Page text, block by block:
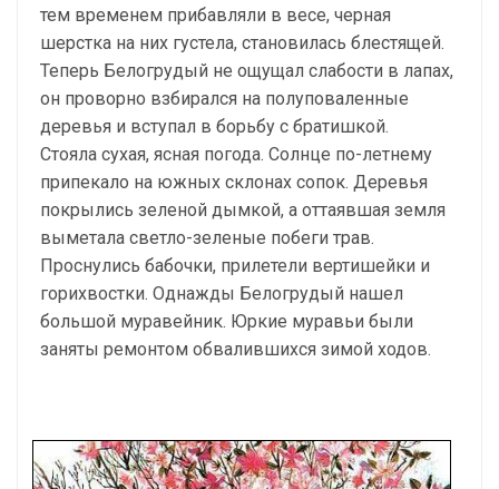
тем временем прибавляли в весе, черная
шерстка на них густела, становилась блестящей.
Теперь Белогрудый не ощущал слабости в лапах,
он проворно взбирался на полуповаленные
деревья и вступал в борьбу с братишкой.
Стояла сухая, ясная погода. Солнце по-летнему
припекало на южных склонах сопок. Деревья
покрылись зеленой дымкой, а оттаявшая земля
выметала светло-зеленые побеги трав.
Проснулись бабочки, прилетели вертишейки и
горихвостки. Однажды Белогрудый нашел
большой муравейник. Юркие муравьи были
заняты ремонтом обвалившихся зимой ходов.